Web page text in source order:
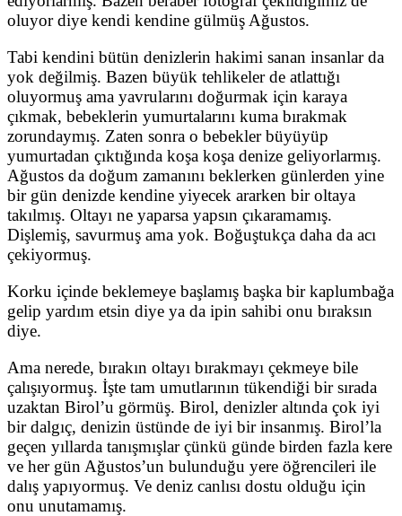
oluyor diye kendi kendine gülmüş Ağustos.
Tabi kendini bütün denizlerin hakimi sanan insanlar da
yok değilmiş. Bazen büyük tehlikeler de atlattığı
oluyormuş ama yavrularını doğurmak için karaya
çıkmak, bebeklerin yumurtalarını kuma bırakmak
zorundaymış. Zaten sonra o bebekler büyüyüp
yumurtadan çıktığında koşa koşa denize geliyorlarmış.
Ağustos da doğum zamanını beklerken günlerden yine
bir gün denizde kendine yiyecek ararken bir oltaya
takılmış. Oltayı ne yaparsa yapsın çıkaramamış.
Dişlemiş, savurmuş ama yok. Boğuştukça daha da acı
çekiyormuş.
Korku içinde beklemeye başlamış başka bir kaplumbağa
gelip yardım etsin diye ya da ipin sahibi onu bıraksın
diye.
Ama nerede, bırakın oltayı bırakmayı çekmeye bile
çalışıyormuş. İşte tam umutlarının tükendiği bir sırada
uzaktan Birol’u görmüş. Birol, denizler altında çok iyi
bir dalgıç, denizin üstünde de iyi bir insanmış. Birol’la
geçen yıllarda tanışmışlar çünkü günde birden fazla kere
ve her gün Ağustos’un bulunduğu yere öğrencileri ile
dalış yapıyormuş. Ve deniz canlısı dostu olduğu için
onu unutamamış.